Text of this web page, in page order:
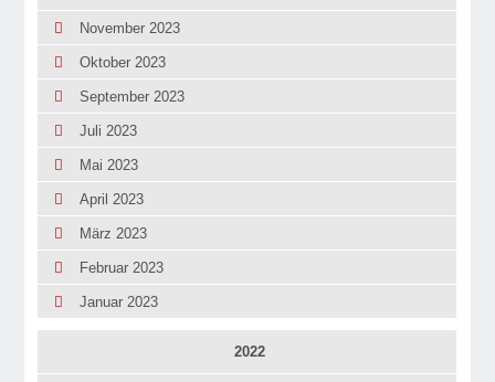
November 2023
Oktober 2023
September 2023
Juli 2023
Mai 2023
April 2023
März 2023
Februar 2023
Januar 2023
2022